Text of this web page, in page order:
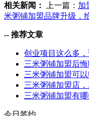
相关新闻： 上一篇： 加
米粥铺加盟品牌升级，
-- 推荐文章
创业项目这么多
三米粥铺加盟后
三米粥铺加盟可
三米粥铺加盟店
三米粥铺加盟有
今日签约